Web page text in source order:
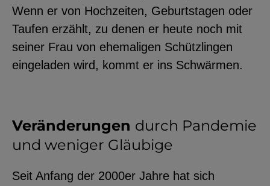
Wenn er von Hochzeiten, Geburtstagen oder
Taufen erzählt, zu denen er heute noch mit
seiner Frau von ehemaligen Schützlingen
eingeladen wird, kommt er ins Schwärmen.
Veränderungen durch Pandemie
und weniger Gläubige
Seit Anfang der 2000er Jahre hat sich